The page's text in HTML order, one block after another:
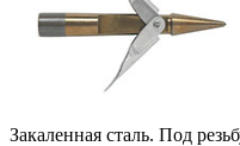
Закаленная сталь. Под